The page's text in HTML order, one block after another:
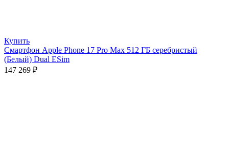
Купить
Смартфон Apple Phone 17 Pro Max 512 ГБ серебристый
(Белый) Dual ESim
147 269 ₽